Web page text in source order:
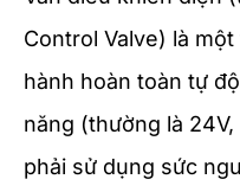
Control Valve) là
hành hoàn toàn tự
năng (thường là
phải sử dụng sức